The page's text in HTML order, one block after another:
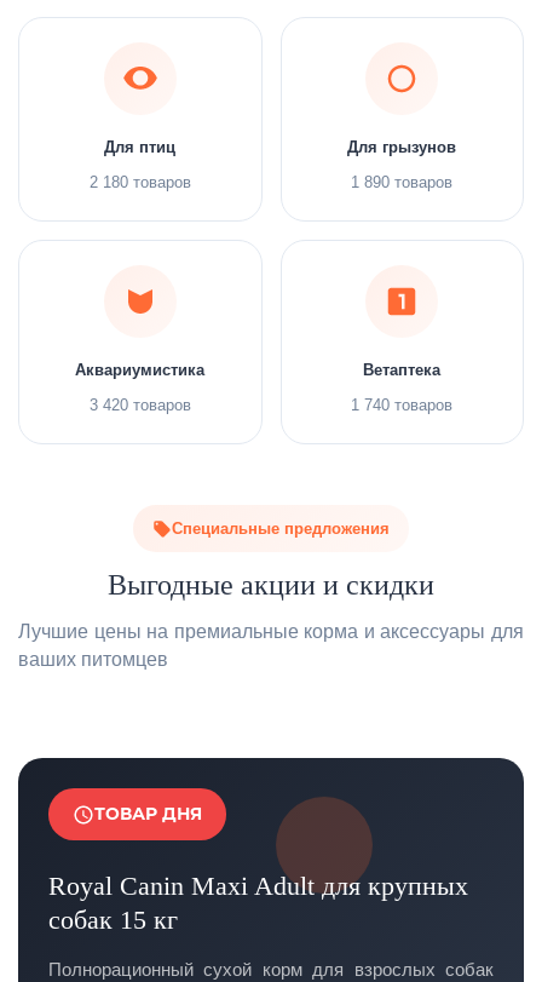
Для птиц
2 180 товаров
Для грызунов
1 890 товаров
Аквариумистика
3 420 товаров
Ветаптека
1 740 товаров
Специальные предложения
Выгодные акции и скидки
Лучшие цены на премиальные корма и аксессуары для
ваших питомцев
ТОВАР ДНЯ
Royal Canin Maxi Adult для крупных
собак 15 кг
Полнорационный сухой корм для взрослых собак